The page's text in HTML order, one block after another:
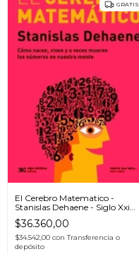
GRATIS
El Cerebro Matematico -
Stanislas Dehaene - Siglo Xxi
Libro
$36.360,00
$34.542,00 con Transferencia o
depósito